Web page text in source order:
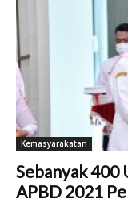
Kemasyarakatan
Sebanyak 400
APBD 2021